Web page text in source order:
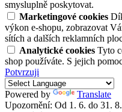
smysluplně poskytovat.
Marketingové cookies
výkon e-shopu, zobrazovat
sítích a dalších reklamních
Analytické cookies Tyto
shop používáte. S jejich
Potvrzuji
Powered by
Translate
Upozornění: Od 1. 6. do 31.